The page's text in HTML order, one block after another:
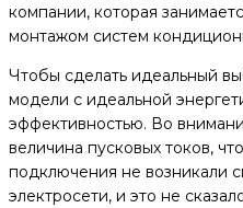
компании, которая
монтажом систем
Чтобы сделать идеальный
модели с идеальной
эффективностью. Во
величина пусковых токов,
подключения не возникали
электросети, и это не